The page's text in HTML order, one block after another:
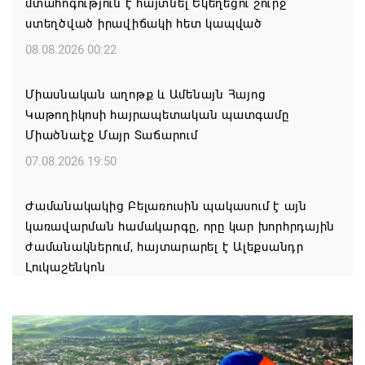
մտահոգություն է հայտնել Եկեղեցու շուրջ
ստեղծված իրավիճակի հետ կապված
08.08.2026 00:22
Միասնական աղոթք և Ամենայն Հայոց
Կաթողիկոսի հայրապետական պատգամը
Միածնաէջ Մայր Տաճարում
07.08.2026 19:50
Ժամանակակից Բելառուսին պակասում է այն
կառավարման համակարգը, որը կար խորհրդային
ժամանակներում, հայտարարել է Ալեքսանդր
Լուկաշենկոն
ՀՀ ԱԱԾ սահմանապահ զորքերի
պատվիրակությունն այցելել է Լիտվայի